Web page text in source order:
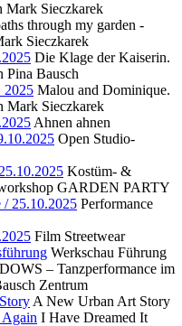
Mark Sieczkarek
through my garden -
Sieczkarek
Die Klage der Kaiserin.
Pina Bausch
2025 Malou and Dominique.
Mark Sieczkarek
Ahnen ahnen
Open Studio-
Kostüm- &
GARDEN PARTY
/ 25.10.2025 Performance
Film Streetwear
Werkschau Führung
– Tanzperformance im
Zentrum
A New Urban Art Story
I Have Dreamed It